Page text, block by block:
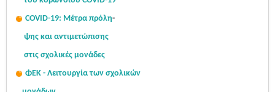
COVID-19: Μέτρα πρόλη-
ψης και αντιμετώπισης
στις σχολικές μονάδες
ΦΕΚ - Λειτουργία των σχολικών